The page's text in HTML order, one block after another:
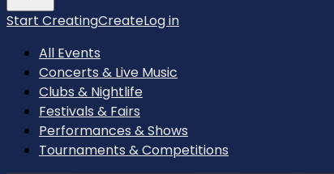
Start CreatingCreateLog in
All Events
Concerts & Live Music
Clubs & Nightlife
Festivals & Fairs
Performances & Shows
Tournaments & Competitions